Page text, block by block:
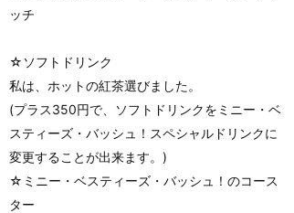
ッチ
☆ソフトドリンク
私は、ホットの紅茶選びました。
(プラス350円で、ソフトドリンクをミニー・ベ
スティーズ・バッシュ！スペシャルドリンクに
変更することが出来ます。)
☆ミニー・ベスティーズ・バッシュ！のコース
ター